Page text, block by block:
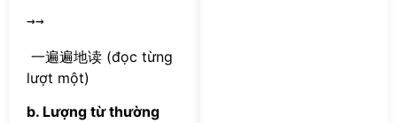
→→
一遍遍地读 (đọc từng
lượt một)
b. Lượng từ thường